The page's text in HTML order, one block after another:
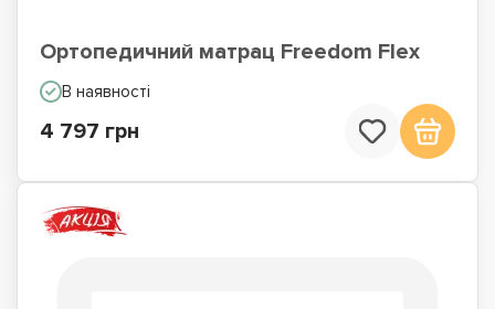
Ортопедичний матрац Freedom Flex
В наявності
4 797 грн